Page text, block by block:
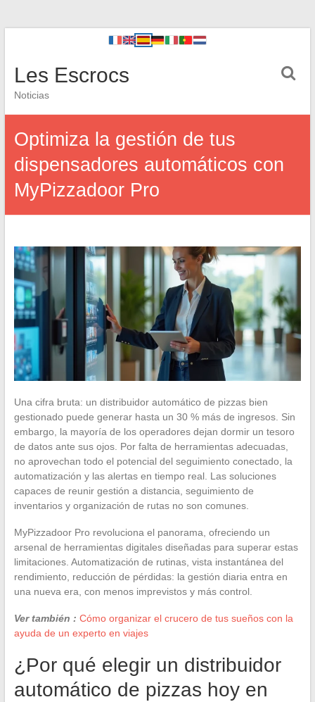
Les Escrocs
Noticias
Optimiza la gestión de tus
dispensadores automáticos con
MyPizzadoor Pro
Una cifra bruta: un distribuidor automático de pizzas bien
gestionado puede generar hasta un 30 % más de ingresos. Sin
embargo, la mayoría de los operadores dejan dormir un tesoro
de datos ante sus ojos. Por falta de herramientas adecuadas,
no aprovechan todo el potencial del seguimiento conectado, la
automatización y las alertas en tiempo real. Las soluciones
capaces de reunir gestión a distancia, seguimiento de
inventarios y organización de rutas no son comunes.
MyPizzadoor Pro revoluciona el panorama, ofreciendo un
arsenal de herramientas digitales diseñadas para superar estas
limitaciones. Automatización de rutinas, vista instantánea del
rendimiento, reducción de pérdidas: la gestión diaria entra en
una nueva era, con menos imprevistos y más control.
Ver también : Cómo organizar el crucero de tus sueños con la
ayuda de un experto en viajes
¿Por qué elegir un distribuidor
automático de pizzas hoy en